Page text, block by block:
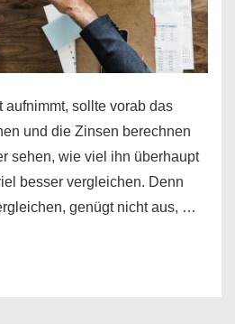
aufnimmt, sollte vorab das
und die Zinsen berechnen
sehen, wie viel ihn überhaupt
besser vergleichen. Denn
genügt nicht aus, …